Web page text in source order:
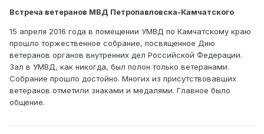
Встреча ветеранов МВД Петропавловска-Камчатского
15 апреля 2016 года в помещении УМВД по Камчатскому краю
прошло торжественное собрание, посвященное Дню
ветеранов органов внутренних дел Российской Федерации.
Зал в УМВД, как никогда, был полон только ветеранами.
Собрание прошло достойно. Многих из присутствовавших
ветеранов отметили знаками и медалями. Главное было
общение.